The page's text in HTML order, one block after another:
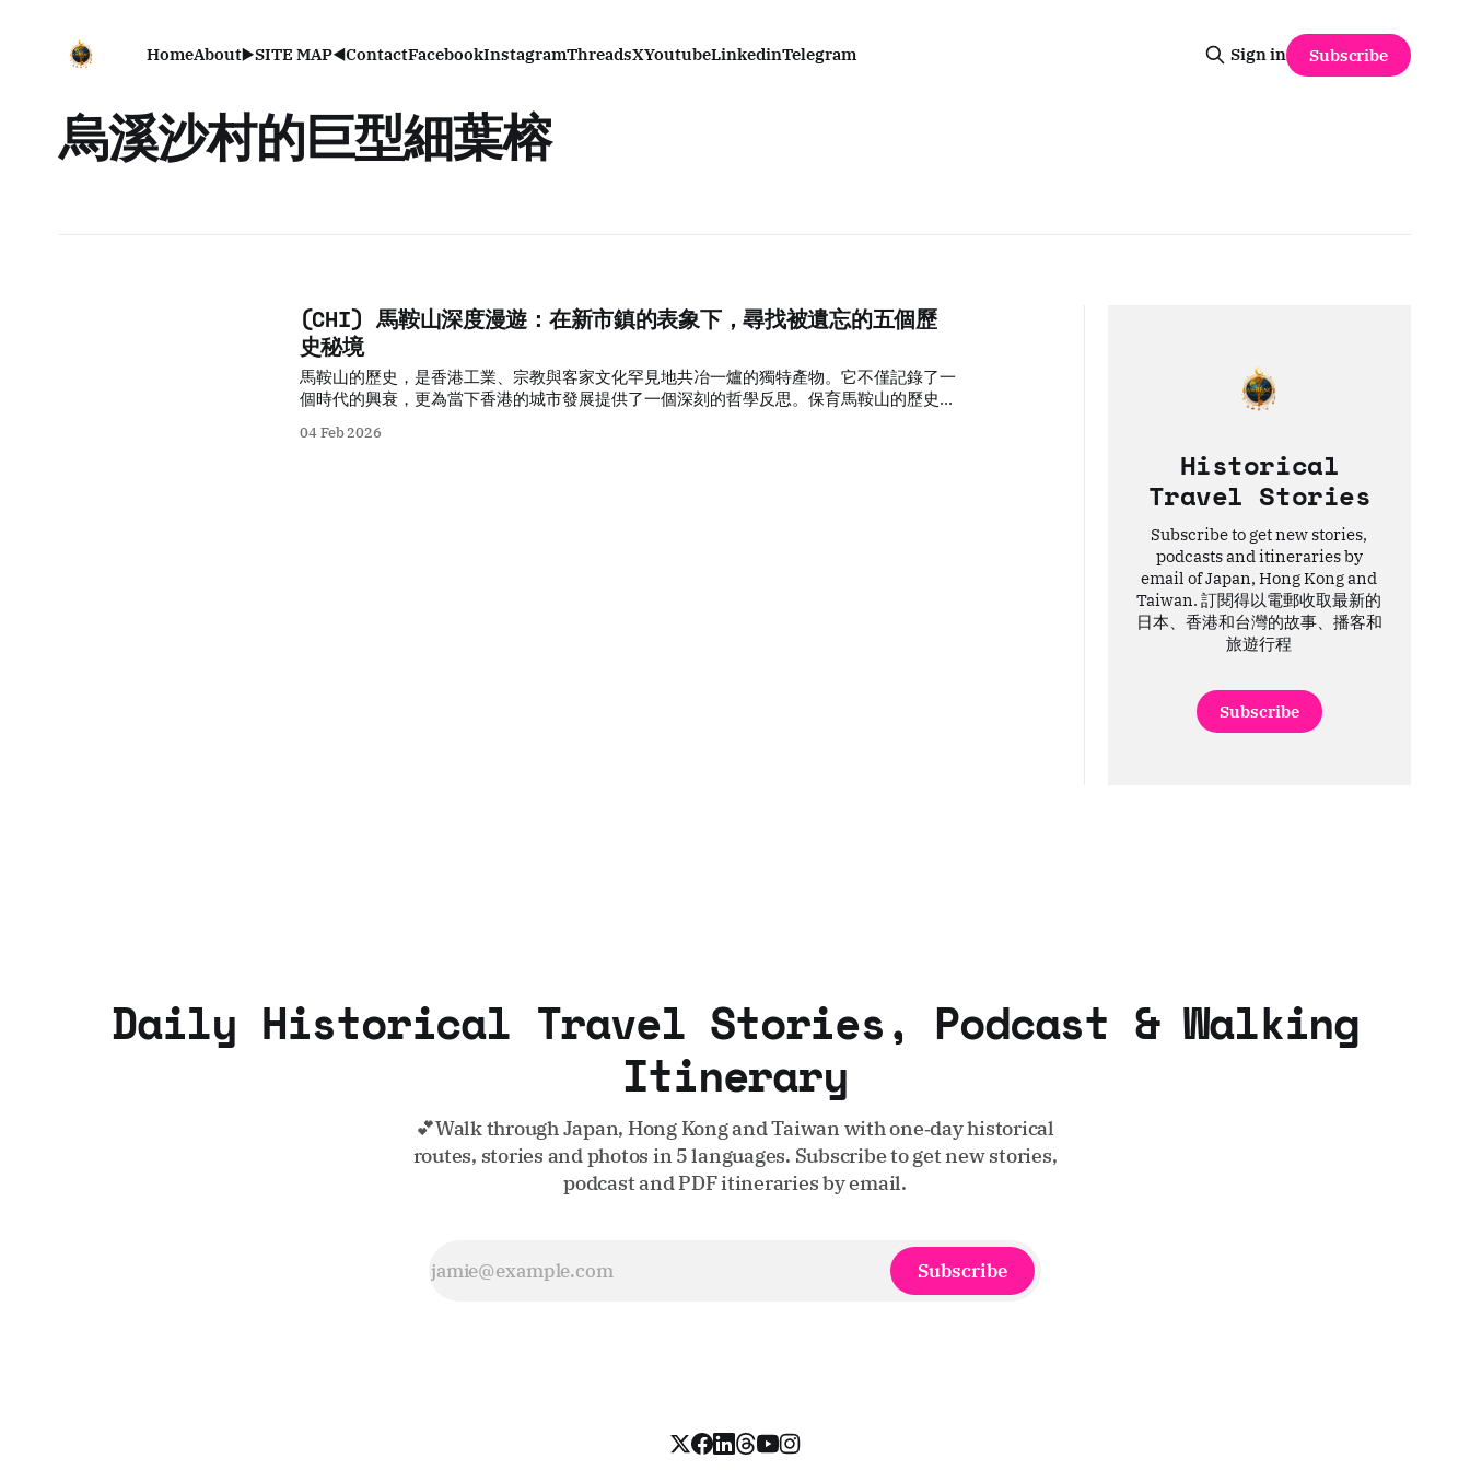
HomeAbout▶️SITE MAP◀️ContactFacebookInstagramThreadsXYoutubeLinkedinTelegram Sign in Subscribe
烏溪沙村的巨型細葉榕
(CHI) 馬鞍山深度漫遊：在新市鎮的表象下，尋找被遺忘的五個歷
史秘境
馬鞍山的歷史，是香港工業、宗教與客家文化罕見地共冶一爐的獨特產物。它不僅記錄了一
個時代的興衰，更為當下香港的城市發展提供了一個深刻的哲學反思。保育馬鞍山的歷史遺
回一份被遺忘的謙卑與溫度。
04 Feb 2026
Historical
Travel Stories
Subscribe to get new stories,
podcasts and itineraries by
email of Japan, Hong Kong and
Taiwan. 訂閱得以電郵收取最新的
日本、香港和台灣的故事、播客和
旅遊行程
Subscribe
Daily Historical Travel Stories, Podcast & Walking
Itinerary
💕Walk through Japan, Hong Kong and Taiwan with one‑day historical
routes, stories and photos in 5 languages. Subscribe to get new stories,
podcast and PDF itineraries by email.
Subscribe